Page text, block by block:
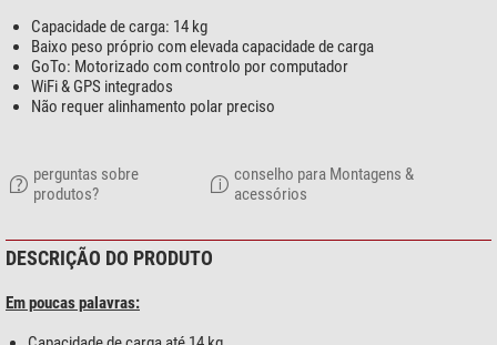
Capacidade de carga: 14 kg
Baixo peso próprio com elevada capacidade de carga
GoTo: Motorizado com controlo por computador
WiFi & GPS integrados
Não requer alinhamento polar preciso
perguntas sobre
produtos?
conselho para Montagens &
acessórios
DESCRIÇÃO DO PRODUTO
Em poucas palavras: